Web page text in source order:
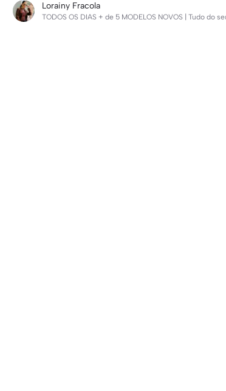
Lorainy Fracola
TODOS OS DIAS + de 5 MODELOS NOVOS | Tudo do